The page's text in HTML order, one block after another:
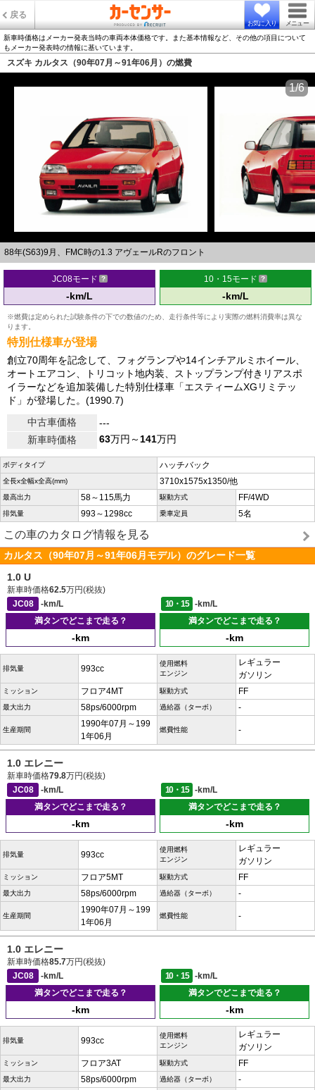
戻る
お気に入り メニュー
新車時価格はメーカー発表当時の車両本体価格です。また基本情報など、その他の項目について
もメーカー発表時の情報に基いています。
スズキ カルタス（90年07月～91年06月）の燃費
88年(S63)9月、FMC時の1.3 アヴェールRのフロント
1/6
JC08モード
-km/L
10・15モード
-km/L
※燃費は定められた試験条件の下での数値のため、走行条件等により実際の燃料消費率は異な
ります。
特別仕様車が登場
創立70周年を記念して、フォグランプや14インチアルミホイール、
オートエアコン、トリコット地内装、ストップランプ付きリアスポ
イラーなどを追加装備した特別仕様車「エスティームXGリミテッ
ド」が登場した。(1990.7)
中古車価格
---
新車時価格
63万円～141万円
ボディタイプ ハッチバック
全長x全幅x全高(mm) 3710x1575x1350/他
最高出力 58～115馬力 駆動方式 FF/4WD
排気量 993～1298cc 乗車定員 5名
この車のカタログ情報を見る
カルタス（90年07月～91年06月モデル）のグレード一覧
1.0 U
新車時価格62.5万円(税抜)
JC08
-km/L 10・15
-km/L
満タンでどこまで走る？
-km
満タンでどこまで走る？
-km
排気量 993cc
使用燃料
エンジン
レギュラー
ガソリン
ミッション フロア4MT 駆動方式 FF
最大出力 58ps/6000rpm 過給器（ターボ） -
生産期間
1990年07月～199
1年06月
燃費性能 -
1.0 エレニー
新車時価格79.8万円(税抜)
JC08
-km/L 10・15
-km/L
満タンでどこまで走る？
-km
満タンでどこまで走る？
-km
排気量 993cc
使用燃料
エンジン
レギュラー
ガソリン
ミッション フロア5MT 駆動方式 FF
最大出力 58ps/6000rpm 過給器（ターボ） -
生産期間
1990年07月～199
1年06月
燃費性能 -
1.0 エレニー
新車時価格85.7万円(税抜)
JC08
-km/L 10・15
-km/L
満タンでどこまで走る？
-km
満タンでどこまで走る？
-km
排気量 993cc
使用燃料
エンジン
レギュラー
ガソリン
ミッション フロア3AT 駆動方式 FF
最大出力 58ps/6000rpm 過給器（ターボ） -